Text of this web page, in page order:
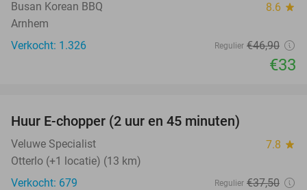
Busan Korean BBQ 8.6 star
Arnhem
Verkocht: 1.326
Regulier €46,90
€33
Huur E-chopper (2 uur en 45 minuten)
Veluwe Specialist 7.8 star
Otterlo (+1 locatie) (13 km)
Verkocht: 679
Regulier €37,50